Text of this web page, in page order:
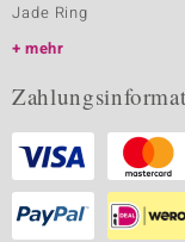
Jade Ring
mehr